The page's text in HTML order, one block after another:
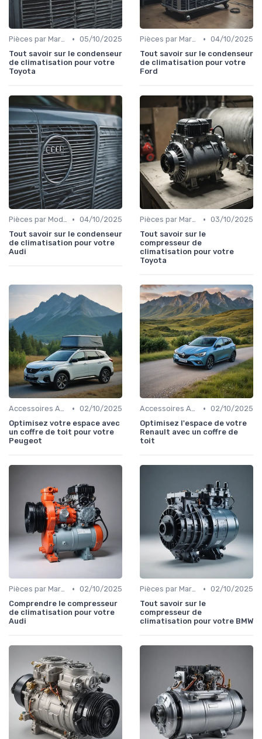
Pièces par Marque de Voiture • 05/10/2025
Tout savoir sur le condenseur
de climatisation pour votre
Toyota
Pièces par Marque de Voiture • 04/10/2025
Tout savoir sur le condenseur
de climatisation pour votre
Ford
Pièces par Modèle de Voiture • 04/10/2025
Tout savoir sur le condenseur
de climatisation pour votre
Audi
Pièces par Marque de Voiture • 03/10/2025
Tout savoir sur le
compresseur de
climatisation pour votre
Toyota
Accessoires Auto • 02/10/2025
Optimisez votre espace avec
un coffre de toit pour votre
Peugeot
Accessoires Auto • 02/10/2025
Optimisez l'espace de votre
Renault avec un coffre de
toit
Pièces par Marque de Voiture • 02/10/2025
Comprendre le compresseur
de climatisation pour votre
Audi
Pièces par Marque de Voiture • 02/10/2025
Tout savoir sur le
compresseur de
climatisation pour votre BMW